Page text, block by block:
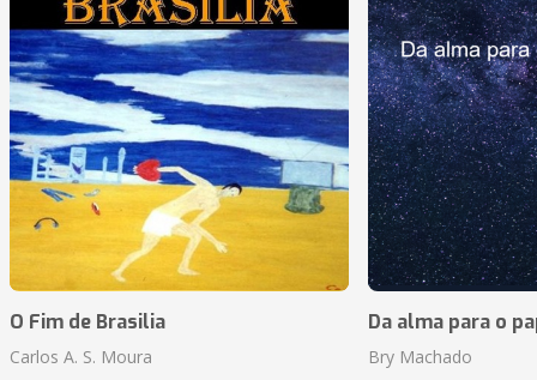
O Fim de Brasilia
Carlos A. S. Moura
Da alma para o
Bry Machado